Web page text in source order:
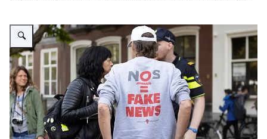
Vergroot afbeelding Demonstrant demonstreert tegen de NOS